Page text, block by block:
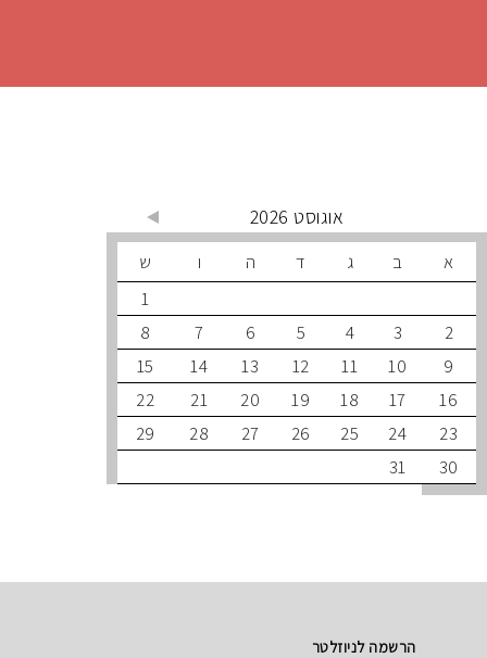
ב ד ה ו
ש
3
5
6
7
8
10
11
12
13
14
15
17
18
19
20
21
22
24
25
26
27
28
29
31
הרשמה לניוזלטר